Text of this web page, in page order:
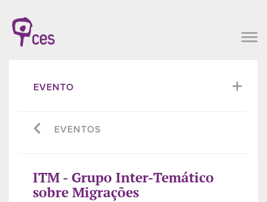
EVENTO
EVENTOS
ITM - Grupo Inter-Temático
sobre Migrações